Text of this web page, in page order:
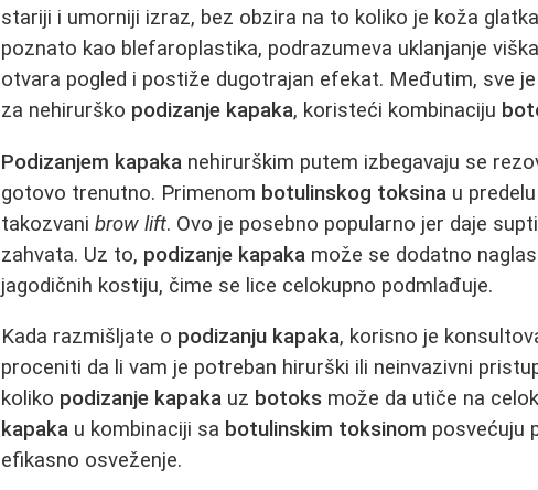
stariji i umorniji izraz, bez obzira na to koliko je koža
poznato kao blefaroplastika, podrazumeva uklanjanje
otvara pogled i postiže dugotrajan efekat. Međutim, sve
za nehirurško podizanje kapaka, koristeći kombinaciju
Podizanjem kapaka nehirurškim putem izbegavaju se
gotovo trenutno. Primenom botulinskog toksina u
takozvanibrow lift. Ovo je posebno popularno jer daje
zahvata. Uz to, podizanje kapaka može se dodatno
jagodičnih kostiju, čime se lice celokupno podmlađuje.
Kada razmišljate o podizanju kapaka, korisno je
proceniti da li vam je potreban hirurški ili neinvazivni
koliko podizanje kapaka uz botoks može da utiče na
kapaka u kombinaciji sa botulinskim toksinom posvećuju
efikasno osveženje.